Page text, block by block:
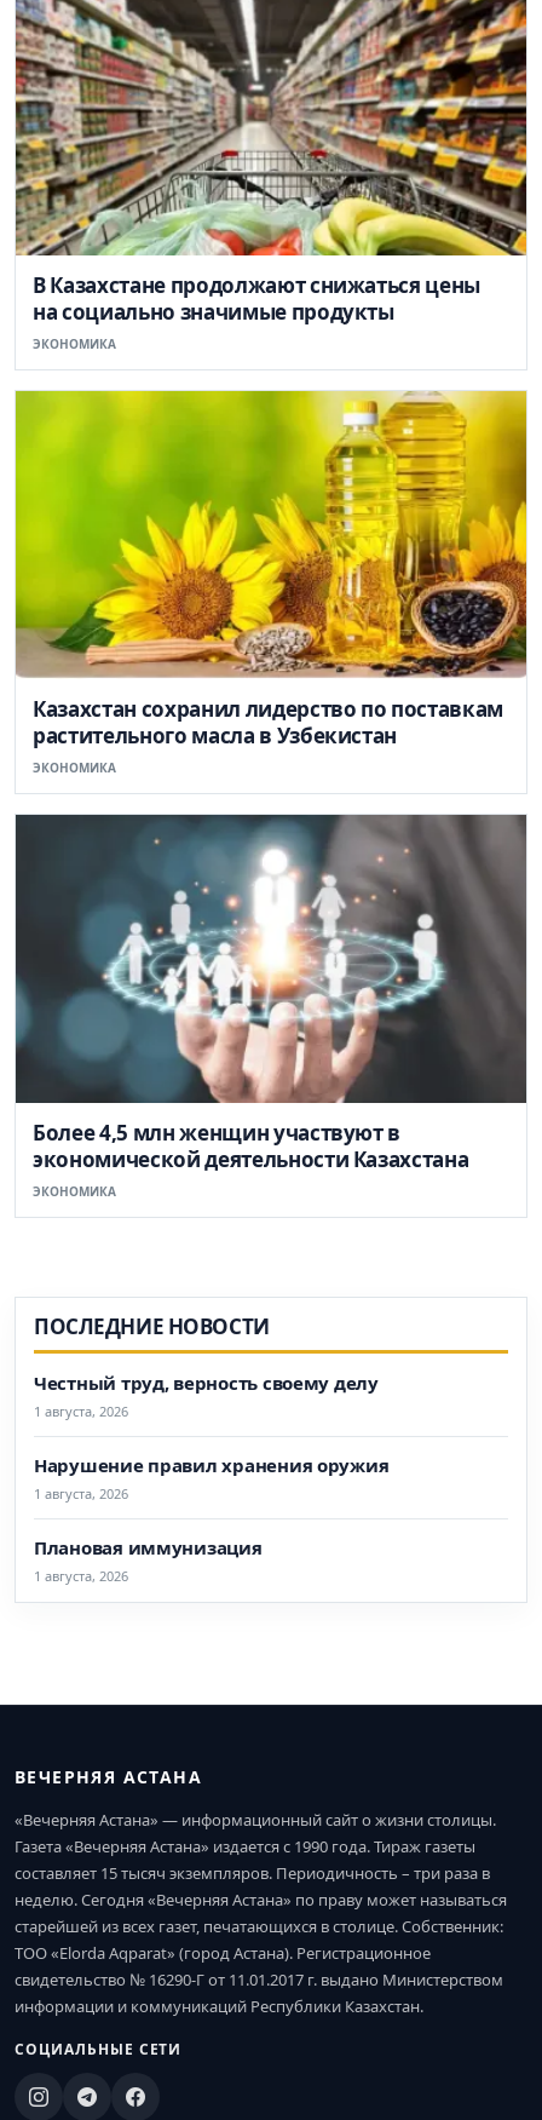
В Казахстане продолжают снижаться цены
на социально значимые продукты
ЭКОНОМИКА
Казахстан сохранил лидерство по поставкам
растительного масла в Узбекистан
ЭКОНОМИКА
Более 4,5 млн женщин участвуют в
экономической деятельности Казахстана
ЭКОНОМИКА
ПОСЛЕДНИЕ НОВОСТИ
Честный труд, верность своему делу
1 августа, 2026
Нарушение правил хранения оружия
1 августа, 2026
Плановая иммунизация
1 августа, 2026
ВЕЧЕРНЯЯ АСТАНА
«Вечерняя Астана» — информационный сайт о жизни столицы.
Газета «Вечерняя Астана» издается с 1990 года. Тираж газеты
составляет 15 тысяч экземпляров. Периодичность – три раза в
неделю. Сегодня «Вечерняя Астана» по праву может называться
старейшей из всех газет, печатающихся в столице. Собственник:
ТОО «Elorda Aqparat» (город Астана). Регистрационное
свидетельство № 16290-Г от 11.01.2017 г. выдано Министерством
информации и коммуникаций Республики Казахстан.
СОЦИАЛЬНЫЕ СЕТИ